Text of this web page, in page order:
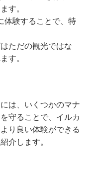
す。
体験することで、特
ただの観光ではな
す。
は、いくつかのマナ
守ることで、イルカ
り良い体験ができる
介します。